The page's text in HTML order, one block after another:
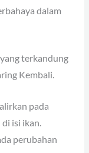
dalam
terkandung
Kembali.
pada
isi ikan.
perubahan